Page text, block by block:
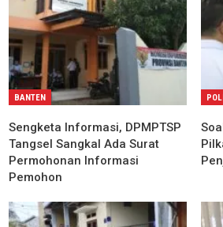
BANTEN
Sengketa Informasi, DPMPTSP
Tangsel Sangkal Ada Surat
Permohonan Informasi
Pemohon